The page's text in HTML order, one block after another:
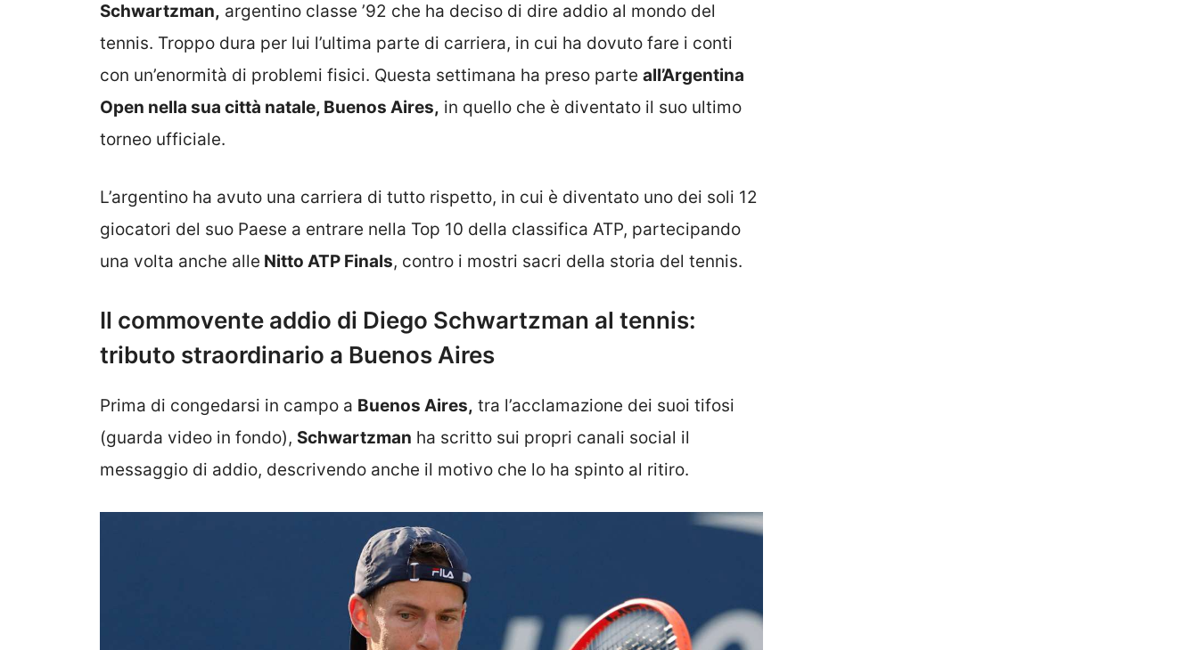
Schwartzman, argentino classe ’92 che ha deciso di dire addio al mondo del
tennis. Troppo dura per lui l’ultima parte di carriera, in cui ha dovuto fare i conti
con un’enormità di problemi fisici. Questa settimana ha preso parte all’Argentina
Open nella sua città natale, Buenos Aires, in quello che è diventato il suo ultimo
torneo ufficiale.
L’argentino ha avuto una carriera di tutto rispetto, in cui è diventato uno dei soli 12
giocatori del suo Paese a entrare nella Top 10 della classifica ATP, partecipando
una volta anche alle Nitto ATP Finals, contro i mostri sacri della storia del tennis.
Il commovente addio di Diego Schwartzman al tennis:
tributo straordinario a Buenos Aires
Prima di congedarsi in campo a Buenos Aires, tra l’acclamazione dei suoi tifosi
(guarda video in fondo), Schwartzman ha scritto sui propri canali social il
messaggio di addio, descrivendo anche il motivo che lo ha spinto al ritiro.